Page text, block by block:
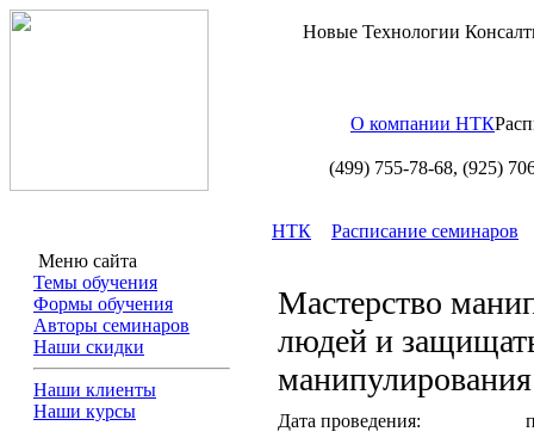
Новые Технологии
О компании НТК
(499) 755-78-68, (925)
Меню сайта
Темы обучения
Формы обучения
Авторы семинаров
Наши скидки
Наши клиенты
Наши курсы
НТК Расписание семинаров
Мастерство
людей и
манипулирования
Дата проведения: